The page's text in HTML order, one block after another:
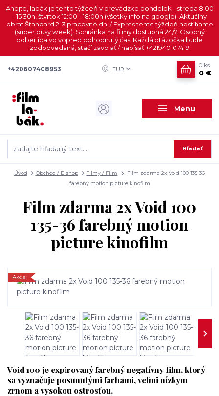
Ahojte, labák je tento týždeň v prevádzke pondelok - streda 8:00
- 15:30h, štvrtok 12:00 - 18:00h (všetky info na google). Aktuálny
obrat Štandard 2-3 pracovné dni / Expres tento týždeň nestíhame
(super busy week). Schránka na filmy dostupná 24/7. Osobný
odber iba vo vopred dohodnutý čas. Každá otázočka bude
zodpovedaná, stačí zavolať / napísať +421940107419
Menu
EUR
Hľadať
+420607408953
0 ks
0 €
Úvod Obchod / E-shop Filmy / Film
Film zdarma 2x Void 100 135-36
farebný motion picture kinofilm
Film zdarma 2x Void 100
135-36 farebný motion
picture kinofilm
Akcia
Void 100 je expirovaný farebný negatívny film, ktorý
sa vyznačuje posunutými farbami, veľmi nízkym
zrnom a vysokou ostrosťou.